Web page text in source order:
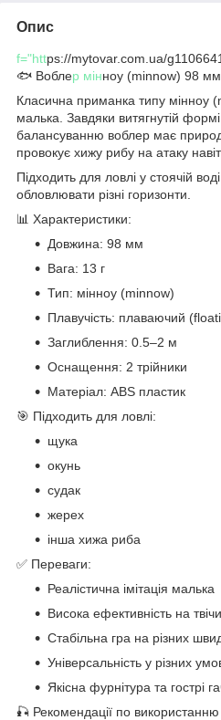
Опис
f="https://mytovar.com.ua/
🐟 Воблер мінноу (minnow) 98
Класична приманка типу мінноу
малька. Завдяки витягнутій
балансуванню воблер має
провокує хижу рибу на атаку
Підходить для ловлі у стоячій
обловлювати різні горизонти.
📊 Характеристики:
Довжина: 98 мм
Вага: 13 г
Тип: мінноу (minnow)
Плавучість: плаваючий
Заглиблення: 0.5–2 м
Оснащення: 2 трійники
Матеріал: ABS пластик
🎯 Підходить для ловлі:
щука
окунь
судак
жерех
інша хижа риба
✅ Переваги:
Реалістична імітація малька
Висока ефективність на
Стабільна гра на різних
Універсальність у різних
Якісна фурнітура та гострі
🎣 Рекомендації по